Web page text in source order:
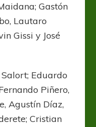
Gastón
Lautaro
Gissi y José
Eduardo
Piñero,
Agustín Díaz,
Cristian